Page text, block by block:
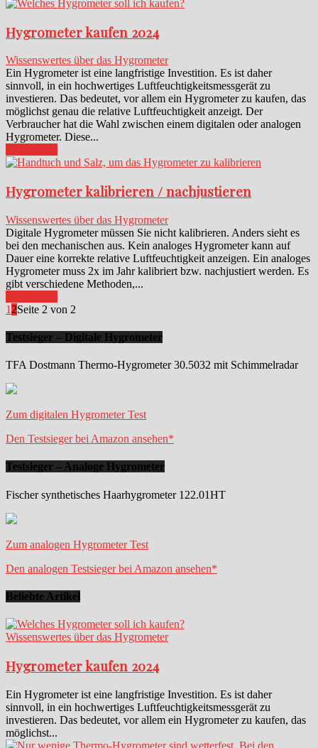
Hygrometer kaufen 2024
Wissenswertes über das Hygrometer
Ein Hygrometer ist eine langfristige Investition. Es ist daher
sinnvoll, in ein hochwertiges Luftfeuchtigkeitsmessgerät zu
investieren. Das bedeutet, vor allem ein Hygrometer zu kaufen, das
möglichst genau die relative Luftfeuchtigkeit anzeigt. Der
Verbraucher hat die Wahl zwischen einem digitalen oder analogen
Hygrometer. Diese...
Hygrometer kalibrieren / nachjustieren
Wissenswertes über das Hygrometer
Digitale Hygrometer müssen Sie nicht kalibrieren. Anders sieht es
bei den mechanischen aus. Kein analoges Hygrometer kann auf
Dauer eine korrekte relative Luftfeuchtigkeit anzeigen. Ein analoges
Hygrometer muss 2x im Jahr kalibriert bzw. nachjustiert werden. Es
gibt verschiedene Methoden,...
1 2Seite 2 von 2
Testsieger – Digitale Hygrometer
TFA Dostmann Thermo-Hygrometer 30.5032 mit Schimmelradar
Zum digitalen Hygrometer Test
Den Testsieger bei Amazon ansehen*
Testsieger – Analoge Hygrometer
Fischer synthetisches Haarhygrometer 122.01HT
Zum analogen Hygrometer Test
Den analogen Testsieger bei Amazon ansehen*
Beliebte Artikel
Wissenswertes über das Hygrometer
Hygrometer kaufen 2024
Ein Hygrometer ist eine langfristige Investition. Es ist daher
sinnvoll, in ein hochwertiges Luftfeuchtigkeitsmessgerät zu
investieren. Das bedeutet, vor allem ein Hygrometer zu kaufen, das
möglichst...